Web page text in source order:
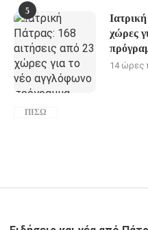
5
χώρες
14 ώρες
ΠΊΣΩ